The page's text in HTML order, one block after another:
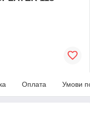
Оплата Умови